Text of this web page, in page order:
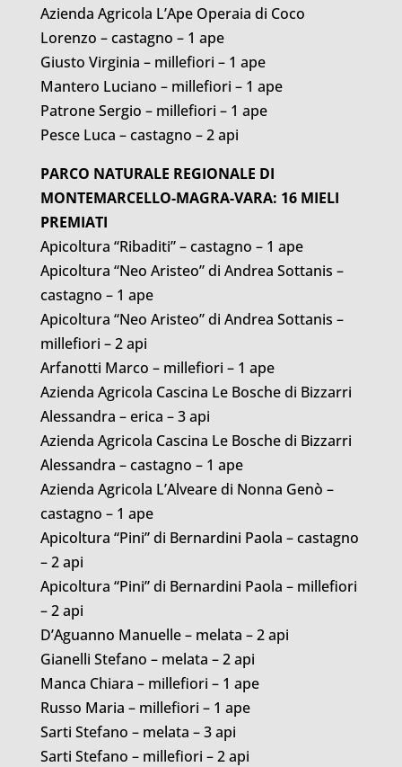
Azienda Agricola L’Ape Operaia di Coco
Lorenzo – castagno – 1 ape
Giusto Virginia – millefiori – 1 ape
Mantero Luciano – millefiori – 1 ape
Patrone Sergio – millefiori – 1 ape
Pesce Luca – castagno – 2 api
PARCO NATURALE REGIONALE DI
MONTEMARCELLO-MAGRA-VARA: 16 MIELI
PREMIATI
Apicoltura “Ribaditi” – castagno – 1 ape
Apicoltura “Neo Aristeo” di Andrea Sottanis –
castagno – 1 ape
Apicoltura “Neo Aristeo” di Andrea Sottanis –
millefiori – 2 api
Arfanotti Marco – millefiori – 1 ape
Azienda Agricola Cascina Le Bosche di Bizzarri
Alessandra – erica – 3 api
Azienda Agricola Cascina Le Bosche di Bizzarri
Alessandra – castagno – 1 ape
Azienda Agricola L’Alveare di Nonna Genò –
castagno – 1 ape
Apicoltura “Pini” di Bernardini Paola – castagno
– 2 api
Apicoltura “Pini” di Bernardini Paola – millefiori
– 2 api
D’Aguanno Manuelle – melata – 2 api
Gianelli Stefano – melata – 2 api
Manca Chiara – millefiori – 1 ape
Russo Maria – millefiori – 1 ape
Sarti Stefano – melata – 3 api
Sarti Stefano – millefiori – 2 api